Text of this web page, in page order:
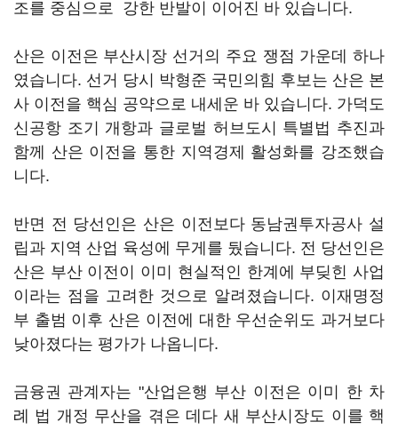
조를 중심으로 강한 반발이 이어진 바 있습니다.
산은 이전은 부산시장 선거의 주요 쟁점 가운데 하나
였습니다. 선거 당시 박형준 국민의힘 후보는 산은 본
사 이전을 핵심 공약으로 내세운 바 있습니다. 가덕도
신공항 조기 개항과 글로벌 허브도시 특별법 추진과
함께 산은 이전을 통한 지역경제 활성화를 강조했습
니다.
반면 전 당선인은 산은 이전보다 동남권투자공사 설
립과 지역 산업 육성에 무게를 뒀습니다. 전 당선인은
산은 부산 이전이 이미 현실적인 한계에 부딪힌 사업
이라는 점을 고려한 것으로 알려졌습니다. 이재명정
부 출범 이후 산은 이전에 대한 우선순위도 과거보다
낮아졌다는 평가가 나옵니다.
금융권 관계자는 "산업은행 부산 이전은 이미 한 차
례 법 개정 무산을 겪은 데다 새 부산시장도 이를 핵